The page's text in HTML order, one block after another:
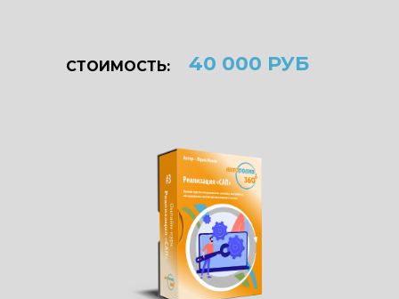
СТОИМОСТЬ: 40 000 РУБ